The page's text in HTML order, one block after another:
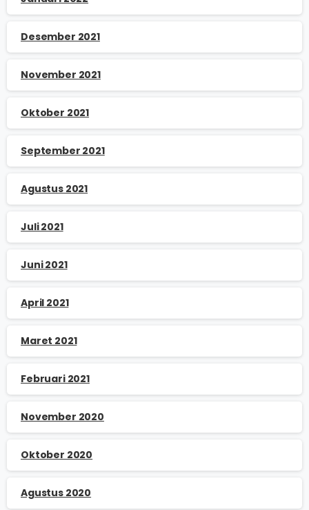
Desember 2021
November 2021
Oktober 2021
September 2021
Agustus 2021
Juli 2021
Juni 2021
April 2021
Maret 2021
Februari 2021
November 2020
Oktober 2020
Agustus 2020